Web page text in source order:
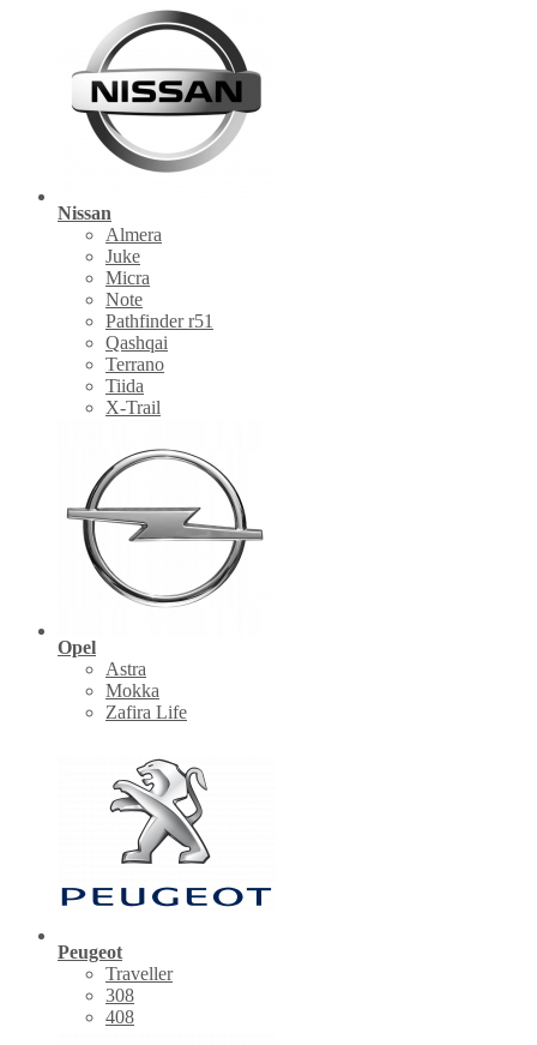
Nissan
Almera
Juke
Micra
Note
Pathfinder r51
Qashqai
Terrano
Tiida
X-Trail
Opel
Astra
Mokka
Zafira Life
Peugeot
Traveller
308
408